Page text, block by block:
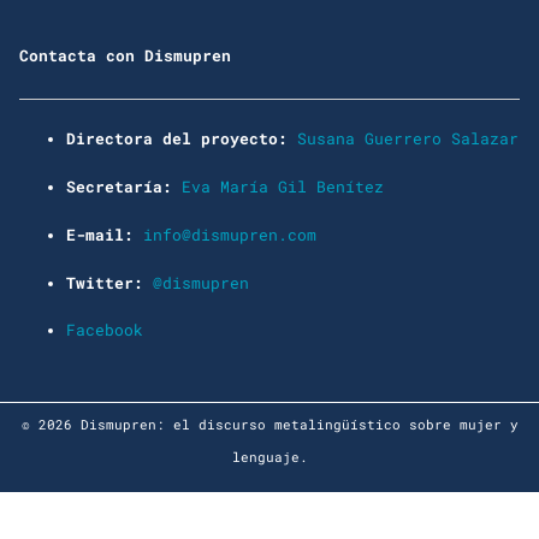
Contacta con Dismupren
Directora del proyecto: Susana Guerrero Salazar
Secretaría: Eva María Gil Benítez
E-mail: info@dismupren.com
Twitter: @dismupren
Facebook
© 2026 Dismupren: el discurso metalingüístico sobre mujer y
lenguaje.